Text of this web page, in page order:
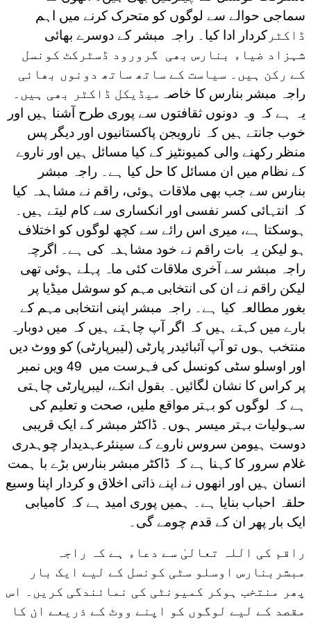
سماجی حوالے سے لوگوں کو متحرک کرنے میں اہم
کردار ادا کیا۔ راجہ مبشر کے دوسرے بھائی ڈاکٹر
شہزاد ضیاء بنارس بھی گرورود ڈسٹرکٹ کونسل
کے رکن ہیں۔ سیاست کے ساتھ ساتھ دونوں بھائی
میڈیکل ڈاکٹر بھی ہیں۔
راجہ مبشر بنارس کا خاصہ
یہ ہے کہ وہ دونوں ثقافتوں سے پوری طرح آشنا ہیں اور
خوب جانتے ہیں کہ نارویجن پاکستانیوں اور دیگر پس
منظر رکھنے والی کمیونٹیز کے کیا مسائل ہیں اور ناروے
کے نظام میں ان مسائل کا حل کیا ہے۔ راجہ مبشر
بنارس سے جب بھی ملاقات ہوئی، راقم نے مشاہدہ کیا
کہ انتہائی کسر نفسی اور انکساری سے کام لیتے ہیں۔
ہوسکتا ہے، میری اس رائے سے کچھ لوگوں کو اختلاف
ہو لیکن یہ بات راقم نے خود مشاہدہ کی ہے۔ اگرچہ
راجہ مبشر سے آخری ملاقات کئی ماہ پہلے ہوئی تھی
لیکن راقم نے ان کی انتخابی مہم کو سوشل میڈیا پر
بغور مطالعہ کیا ہے۔ راجہ مبشر اپنی انتخابی مہم کے
بارے میں کہتے ہیں کہ اگر آپ چاہتے ہیں کہ میں دوبارہ
منتخب ہوں تو آپ آئبائیدر پارٹی (لیبرپارٹی) کو ووٹ دیں
اور اوسلو سٹی کونسل کی فہرست میں 49 ویں نمبر
پر کراس کا نشان لگائیں۔ بقول انکے، لیبرپارٹی چاہتی
ہے کہ لوگوں کو بہتر مواقع ملیں، صحت و تعلیم کی
سہولیات بہتر میسر ہوں۔ ڈاکٹر مبشر کے ایک قریبی
دوست ہیومن سروس ناروے کے سینئرعہدیدار چوہدری
غلام سرور کا کہنا ہے کہ ڈاکٹر مبشر بنارس بڑے با ہمت
انسان ہیں اور انھوں نے اپنے ذاتی اخلاق و کردار اپنا وسیع
حلقہ احباب بنایا ہے۔ ہمیں پوری امید ہے کہ کامیابی
ایک بار پھر ان کے قدم چومے گی۔
راقم کی اللہ تعالیٰ سے دعاء ہے کہ راجہ
مبشربنارس اوسلو سٹی کونسل کے لیے ایک بار
پھر منتخب ہوکر کمیونٹی کی نمائندگی کریں۔ اس
مقصد کے لیے لوگوں کو اپنے ووٹ کے ذریعے ان کا